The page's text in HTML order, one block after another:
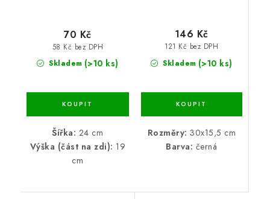
Skladem (>10 ks)
58 Kč bez DPH
70 Kč
Šířka: 24 cm
Výška (část na zdi): 19
cm
Skladem (>10 ks)
121 Kč bez DPH
146 Kč
Rozměry: 30x15,5 cm
Barva: černá